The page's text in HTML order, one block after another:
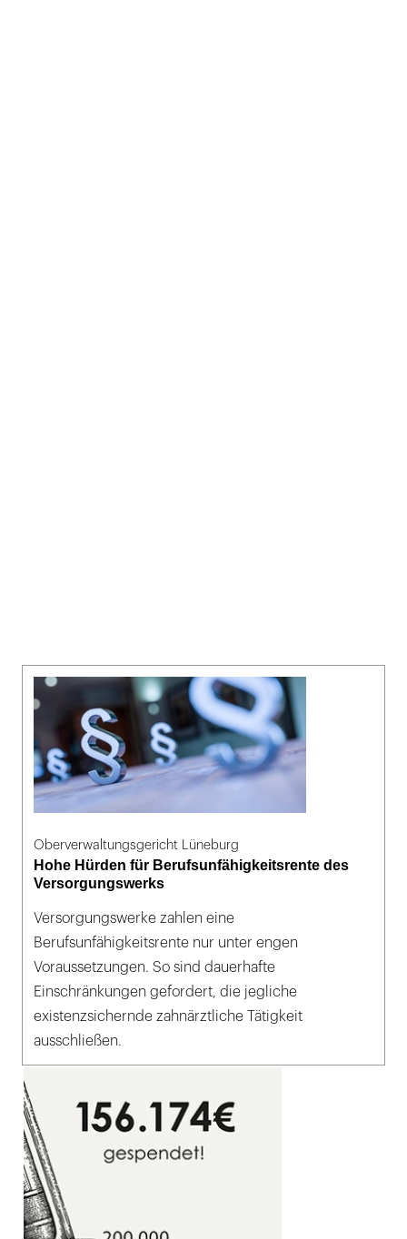
Oberverwaltungsgericht Lüneburg
Hohe Hürden für Berufsunfähigkeitsrente des
Versorgungswerks
Versorgungswerke zahlen eine
Berufsunfähigkeitsrente nur unter engen
Voraussetzungen. So sind dauerhafte
Einschränkungen gefordert, die jegliche
existenzsichernde zahnärztliche Tätigkeit
ausschließen.